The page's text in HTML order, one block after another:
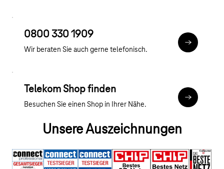
0800 330 1909
Wir beraten Sie auch gerne telefonisch. tel:0800
Telekom Shop finden
Besuchen Sie einen Shop in Ihrer Nähe. Zur Shop
Unsere Auszeichnungen